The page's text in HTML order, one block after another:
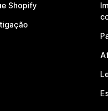
Shopify